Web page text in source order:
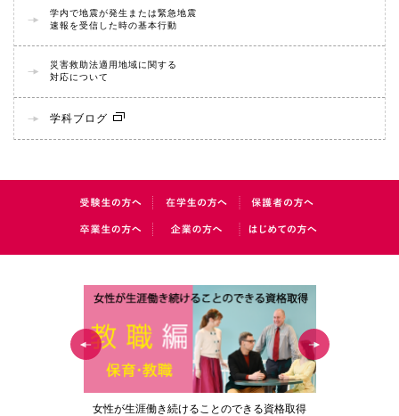
学内で地震が発生または緊急地震
速報を受信した時の基本行動
災害救助法適用地域に関する
対応について
学科ブログ
女性が生涯働き続けることのできる資格取得